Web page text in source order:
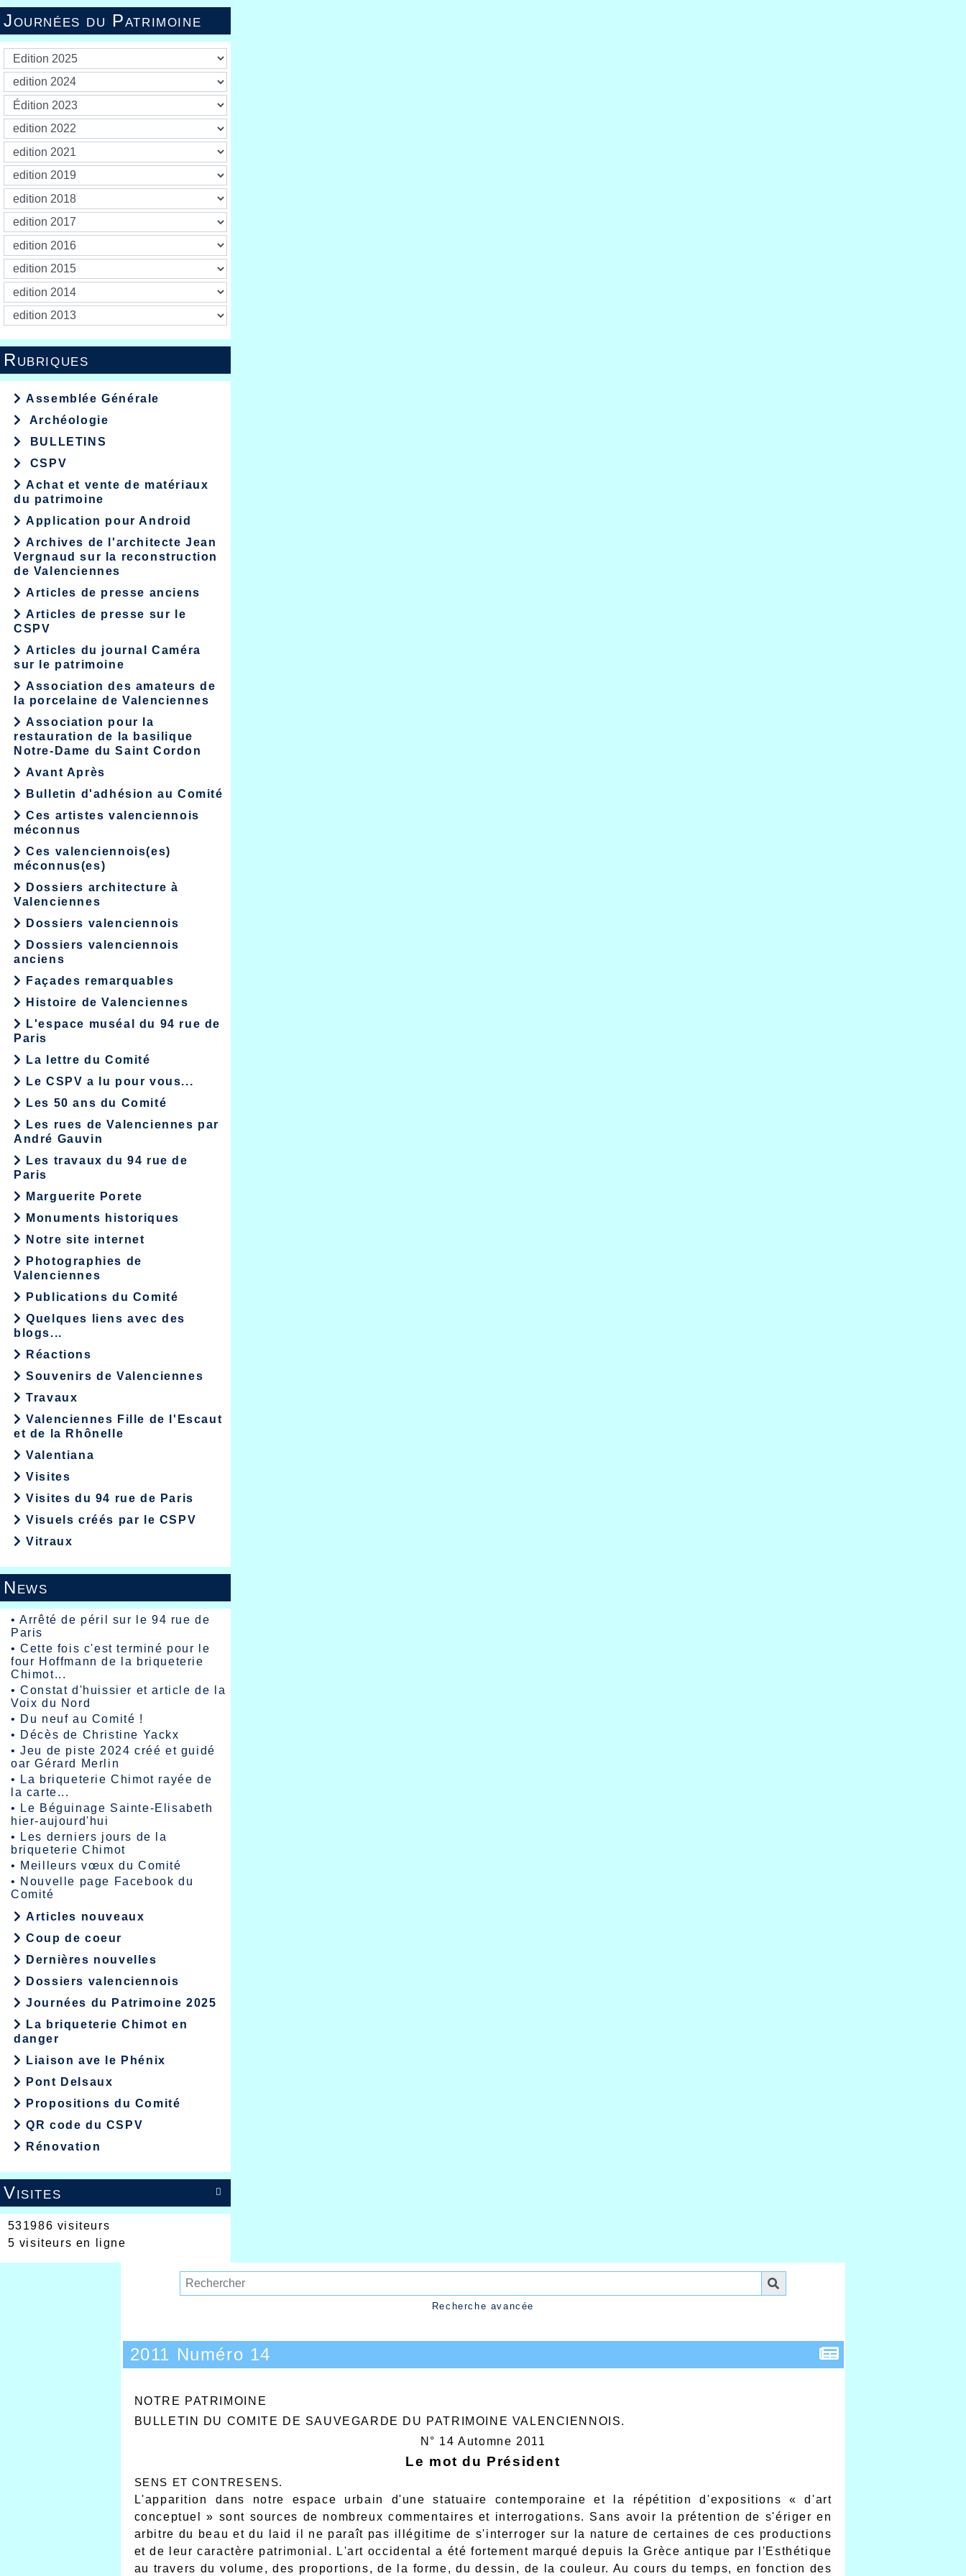
Journées du Patrimoine
Rubriques
Assemblée Générale
Archéologie
BULLETINS
CSPV
Achat et vente de matériaux
du patrimoine
Application pour Android
Archives de l'architecte Jean
Vergnaud sur la reconstruction
de Valenciennes
Articles de presse anciens
Articles de presse sur le
CSPV
Articles du journal Caméra
sur le patrimoine
Association des amateurs de
la porcelaine de Valenciennes
Association pour la
restauration de la basilique
Notre-Dame du Saint Cordon
Avant Après
Bulletin d'adhésion au Comité
Ces artistes valenciennois
méconnus
Ces valenciennois(es)
méconnus(es)
Dossiers architecture à
Valenciennes
Dossiers valenciennois
Dossiers valenciennois
anciens
Façades remarquables
Histoire de Valenciennes
L'espace muséal du 94 rue de
Paris
La lettre du Comité
Le CSPV a lu pour vous...
Les 50 ans du Comité
Les rues de Valenciennes par
André Gauvin
Les travaux du 94 rue de
Paris
Marguerite Porete
Monuments historiques
Notre site internet
Photographies de
Valenciennes
Publications du Comité
Quelques liens avec des
blogs...
Réactions
Souvenirs de Valenciennes
Travaux
Valenciennes Fille de l'Escaut
et de la Rhônelle
Valentiana
Visites
Visites du 94 rue de Paris
Visuels créés par le CSPV
Vitraux
News
•Arrêté de péril sur le 94 rue de
Paris
•Cette fois c'est terminé pour le
four Hoffmann de la briqueterie
Chimot...
•Constat d'huissier et article de la
Voix du Nord
• Du neuf au Comité !
• Décès de Christine Yackx
•Jeu de piste 2024 créé et guidé
oar Gérard Merlin
•
La briqueterie Chimot rayée de
la carte...
•
Le Béguinage Sainte-Elisabeth
hier-aujourd'hui
•
Les derniers jours de la
briqueterie Chimot
• Meilleurs vœux du Comité
• Nouvelle page Facebook du
Comité
Articles nouveaux
Coup de coeur
Dernières nouvelles
Dossiers valenciennois
Journées du Patrimoine 2025
La briqueterie Chimot en
danger
Liaison ave le Phénix
Pont Delsaux
Propositions du Comité
QR code du CSPV
Rénovation

Visites
531986 visiteurs
5 visiteurs en ligne
Recherche avancée
2011 Numéro 14
NOTRE PATRIMOINE
BULLETIN DU COMITE DE SAUVEGARDE DU PATRIMOINE VALENCIENNOIS.
N° 14 Automne 2011
Le mot du Président
SENS ET CONTRESENS.
L'apparition dans notre espace urbain d'une statuaire contemporaine et la répétition d'expositions « d'art
conceptuel » sont sources de nombreux commentaires et interrogations. Sans avoir la prétention de s'ériger en
arbitre du beau et du laid il ne paraît pas illégitime de s'interroger sur la nature de certaines de ces productions
et de leur caractère patrimonial. L'art occidental a été fortement marqué depuis la Grèce antique par l'Esthétique
au travers du volume, des proportions, de la forme, du dessin, de la couleur. Au cours du temps, en fonction des